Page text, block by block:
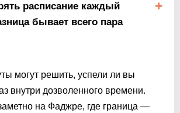
расписание каждый
бывает всего пара
могут решить, успели ли вы
внутри дозволенного времени.
на Фаджре, где граница —